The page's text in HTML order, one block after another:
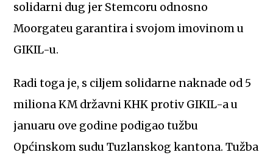
solidarni dug jer Stemcoru odnosno
Moorgateu garantira i svojom imovinom u
GIKIL-u.
Radi toga je, s ciljem solidarne naknade od 5
miliona KM državni KHK protiv GIKIL-a u
januaru ove godine podigao tužbu
Općinskom sudu Tuzlanskog kantona. Tužba